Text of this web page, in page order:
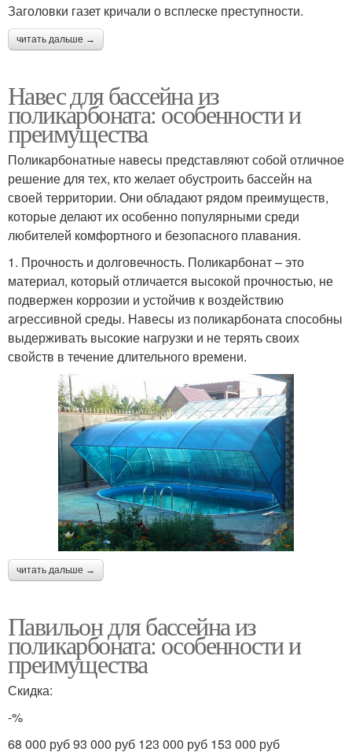
Заголовки газет кричали о всплеске преступности.
читать дальше →
Навес для бассейна из
поликарбоната: особенности и
преимущества
Поликарбонатные навесы представляют собой отличное
решение для тех, кто желает обустроить бассейн на
своей территории. Они обладают рядом преимуществ,
которые делают их особенно популярными среди
любителей комфортного и безопасного плавания.
1. Прочность и долговечность. Поликарбонат – это
материал, который отличается высокой прочностью, не
подвержен коррозии и устойчив к воздействию
агрессивной среды. Навесы из поликарбоната способны
выдерживать высокие нагрузки и не терять своих
свойств в течение длительного времени.
читать дальше →
Павильон для бассейна из
поликарбоната: особенности и
преимущества
Скидка:
-%
68 000 руб 93 000 руб 123 000 руб 153 000 руб